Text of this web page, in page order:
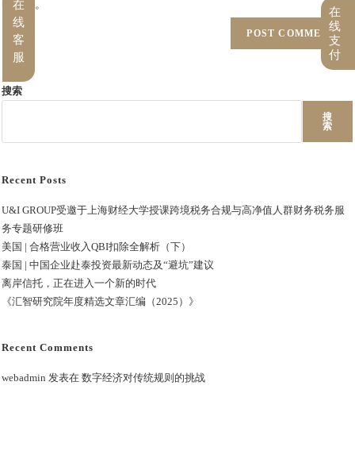
时使用。
搜索
搜
索
Recent Posts
U&I GROUP受邀于上海财经大学授课跨境税务合规与高净值人群财务税务服
务专题研修班
美国 | 合格营业收入QBI扣除全解析（下）
泰国 | 中国企业赴泰投资最新动态及“避坑”建议
离岸信托，正在进入一个新的时代
《汇智研究院年度精选文章汇编（2025）》
Recent Comments
webadmin 发表在数字经济对传统规则的挑战
在
线
客
服
在
线
支
付